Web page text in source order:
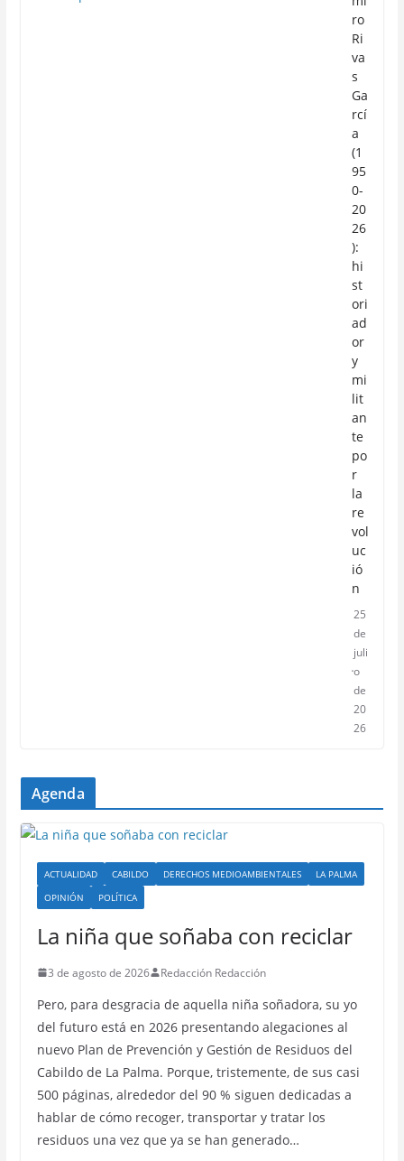
ro
Ri
va
s
Ga
rcí
a
(1
95
0-
20
26
):
hi
st
ori
ad
or
y
mi
lit
an
te
po
r
la
re
vol
uc
ió
n
25
de
juli
o
de
20
26
Agenda
ACTUALIDAD CABILDO DERECHOS MEDIOAMBIENTALES
LA PALMA
OPINIÓN
POLÍTICA
La niña que soñaba con reciclar
3 de agosto de 2026 Redacción Redacción
Pero, para desgracia de aquella niña soñadora, su yo
del futuro está en 2026 presentando alegaciones al
nuevo Plan de Prevención y Gestión de Residuos del
Cabildo de La Palma. Porque, tristemente, de sus casi
500 páginas, alrededor del 90 % siguen dedicadas a
hablar de cómo recoger, transportar y tratar los
residuos una vez que ya se han generado…